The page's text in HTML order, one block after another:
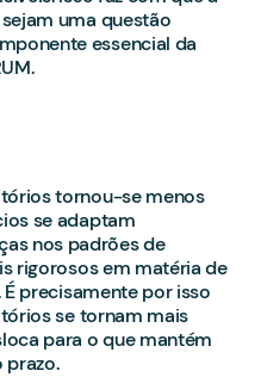
uma questão
essencial da
tornou-se menos
se adaptam
nos padrões de
rigorosos em matéria de
precisamente por isso
se tornam mais
para o que mantém
prazo.